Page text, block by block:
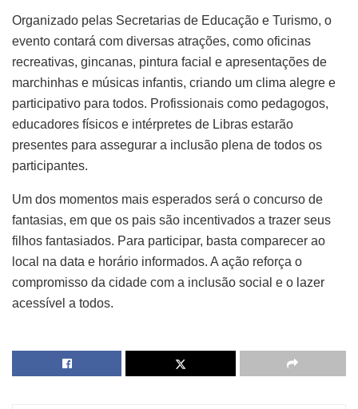
Organizado pelas Secretarias de Educação e Turismo, o
evento contará com diversas atrações, como oficinas
recreativas, gincanas, pintura facial e apresentações de
marchinhas e músicas infantis, criando um clima alegre e
participativo para todos. Profissionais como pedagogos,
educadores físicos e intérpretes de Libras estarão
presentes para assegurar a inclusão plena de todos os
participantes.
Um dos momentos mais esperados será o concurso de
fantasias, em que os pais são incentivados a trazer seus
filhos fantasiados. Para participar, basta comparecer ao
local na data e horário informados. A ação reforça o
compromisso da cidade com a inclusão social e o lazer
acessível a todos.